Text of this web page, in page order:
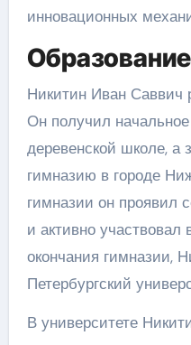
инновационных
Никитин Иван Саввич
Он получил
деревенской школе, а
гимназию в городе
гимназии он проявил
и активно
окончания гимназии,
Петербургский
В университете